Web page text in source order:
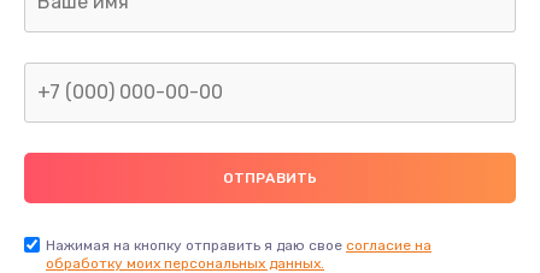
Ремонт капиллярной трубки
400 руб.
Заказать
Нажимая на кнопку отправить я даю свое согласие на
обработку моих персональных данных.